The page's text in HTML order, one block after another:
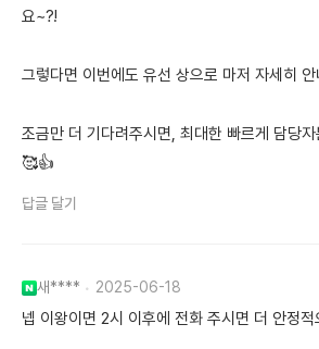
요~?!
그렇다면 이번에도 유선 상으로 마저 자세히
조금만 더 기다려주시면, 최대한 빠르게 담당
🥰👍
답글 달기
새**** 2025-06-18
넵 이왕이면 2시 이후에 전화 주시면 더 안정